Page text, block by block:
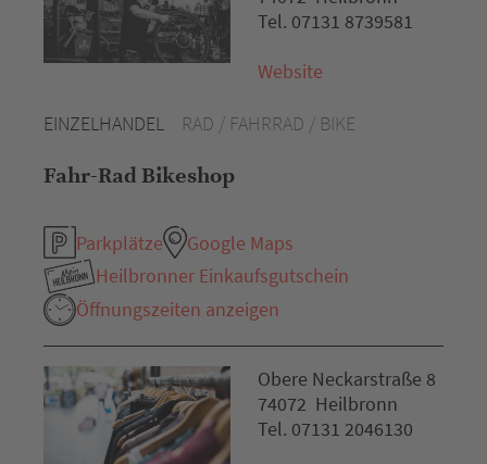
EINZELHANDEL RAD / FAHRRAD / BIKE
Fahr-Rad Bikeshop
Parkplätze
Google Maps
Heilbronner Einkaufsgutschein
Öffnungszeiten anzeigen
Tel. 07131 8739581
Website
Obere Neckarstraße 8
74072 Heilbronn
Tel. 07131 2046130